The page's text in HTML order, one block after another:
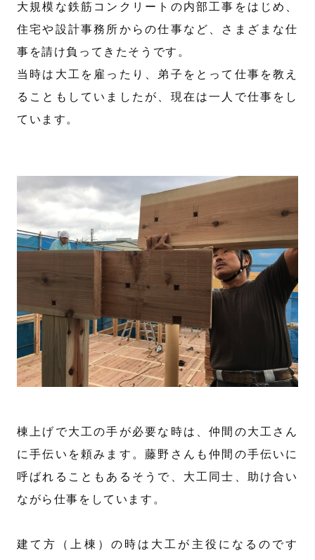
大規模な鉄筋コンクリートの内部工事をはじめ、
住宅や設計事務所からの仕事など、さまざまな仕
事を請け負ってきたそうです。
当時は大工を雇ったり、弟子をとって仕事を教え
ることもしていましたが、現在は一人で仕事をし
ています。
棟上げで大工の手が必要な時は、仲間の大工さん
に手伝いを頼みます。藤野さんも仲間の手伝いに
呼ばれることもあるそうで、大工同士、助け合い
ながら仕事をしています。
建て方（上棟）の時は大工が主役になるのです